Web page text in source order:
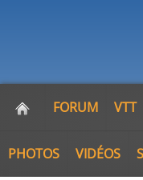
FORUM VTT
PHOTOS VIDÉOS